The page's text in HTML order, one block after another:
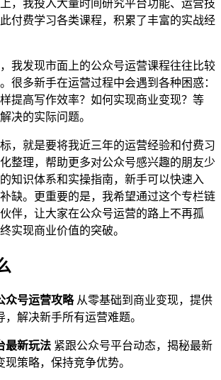
，我投入大量时间研究平台功能、运营技
付费学习各类课程，积累了丰富的实战经
我发现市面上的公众号运营课程往往比较
很多新手在运营过程中会遇到各种困惑：
提高写作效率？如何实现商业变现？等
决的实际问题。
，就是要将我近三年的运营经验和付费习
整理，帮助更多对公众号感兴趣的朋友少
知识体系和实操指南，新手可以快速入
缺。更重要的是，我希望通过这个专栏链
伴，让大家在公众号运营的路上不再孤
实现商业价值的突破。
众号运营攻略从零基础到商业变现，提供
，解决新手所有运营难题。
最新玩法 紧跟公众号平台动态，揭秘最新
现策略，保持竞争优势。